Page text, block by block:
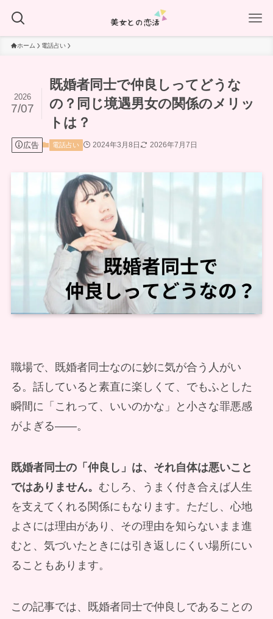
ホーム 電話占い
既婚者同士で仲良しってどうな
の？同じ境遇男女の関係のメリッ
トは？
2026
7/07
広告 電話占い 2024年3月8日 2026年7月7日
職場で、既婚者同士なのに妙に気が合う人がい
る。話していると素直に楽しくて、でもふとした
瞬間に「これって、いいのかな」と小さな罪悪感
がよぎる——。
既婚者同士の「仲良し」は、それ自体は悪いこと
ではありません。 むしろ、うまく付き合えば人生
を支えてくれる関係にもなります。ただし、心地
よさには理由があり、その理由を知らないまま進
むと、気づいたときには引き返しにくい場所にい
ることもあります。
この記事では、既婚者同士で仲良しであることの